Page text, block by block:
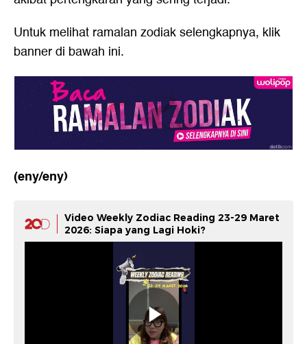
Untuk melihat ramalan zodiak selengkapnya, klik
banner di bawah ini.
(eny/eny)
Video Weekly Zodiac Reading 23-29 Maret
2026: Siapa yang Lagi Hoki?